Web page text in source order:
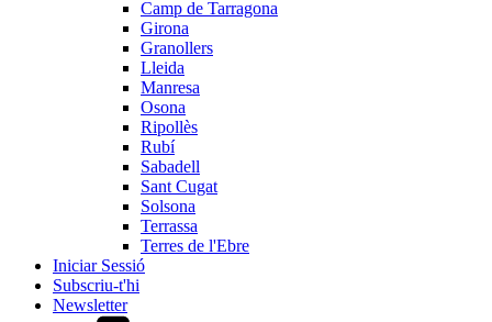
Camp de Tarragona
Girona
Granollers
Lleida
Manresa
Osona
Ripollès
Rubí
Sabadell
Sant Cugat
Solsona
Terrassa
Terres de l'Ebre
Iniciar Sessió
Subscriu-t'hi
Newsletter